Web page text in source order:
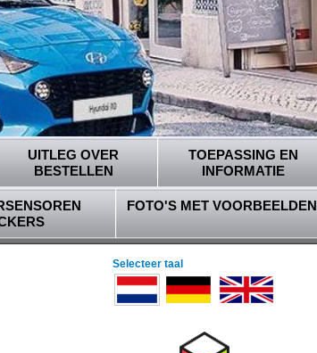
UITLEG OVER
BESTELLEN
TOEPASSING EN
INFORMATIE
FOTO'S MET VOORBEELDEN
Selecteer taal